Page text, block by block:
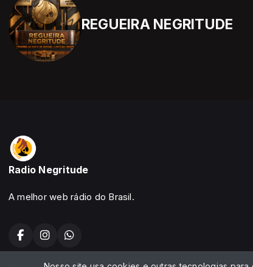
REGUEIRA NEGRITUDE
Radio Negritude
A melhor web rádio do Brasil.